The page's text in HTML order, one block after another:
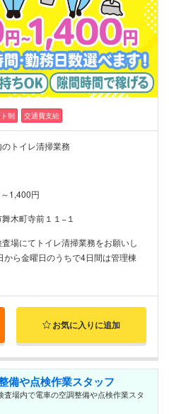
制 交通費支給
トイレ清掃業務
1,400円
木町寺前１１−１
場にてトイレ清掃業務をお願いし
から金曜日のうちで4日間は管理棟
お気に入りに追加
備や点検作業スタッフ
場内で電車の空調整備や点検作業スタ